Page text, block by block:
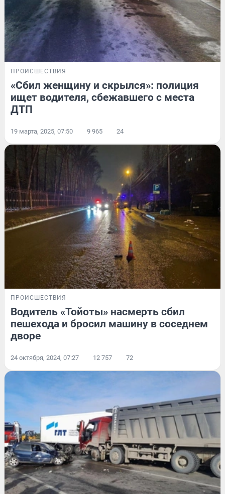
ПРОИСШЕСТВИЯ
«Сбил женщину и скрылся»: полиция
ищет водителя, сбежавшего с места
ДТП
19 марта, 2025, 07:50 9 965 24
ПРОИСШЕСТВИЯ
Водитель «Тойоты» насмерть сбил
пешехода и бросил машину в соседнем
дворе
24 октября, 2024, 07:27 12 757 72